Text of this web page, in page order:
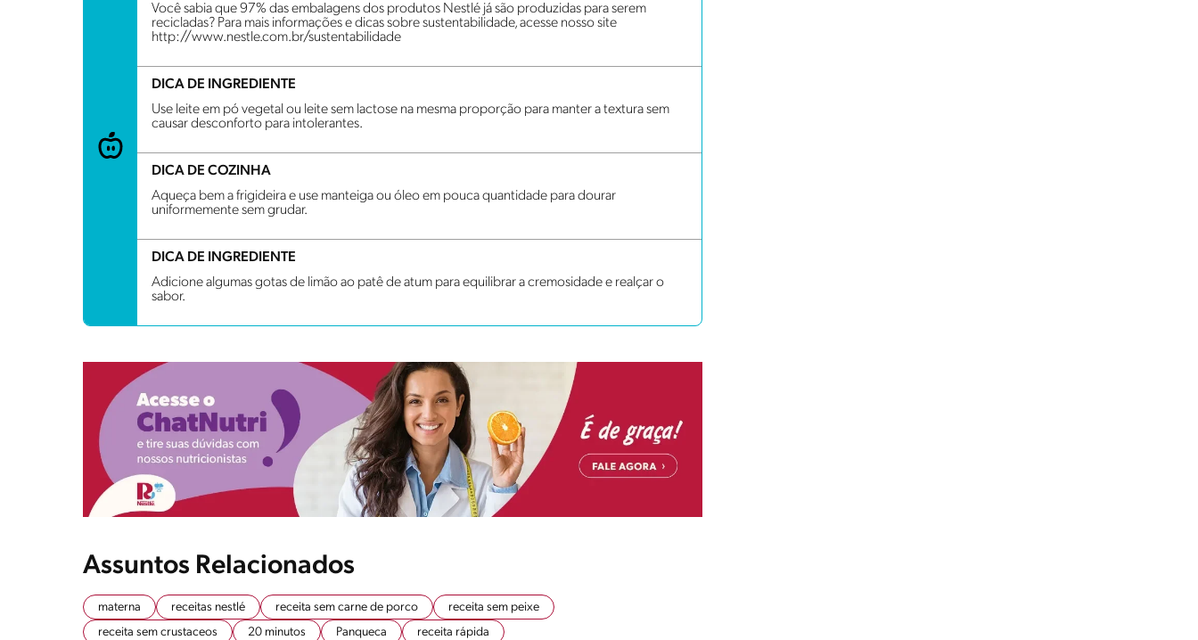
Você sabia que 97% das embalagens dos produtos Nestlé já são produzidas para serem
recicladas? Para mais informações e dicas sobre sustentabilidade, acesse nosso site
http://www.nestle.com.br/sustentabilidade
DICA DE INGREDIENTE
Use leite em pó vegetal ou leite sem lactose na mesma proporção para manter a textura sem
causar desconforto para intolerantes.
DICA DE COZINHA
Aqueça bem a frigideira e use manteiga ou óleo em pouca quantidade para dourar
uniformemente sem grudar.
DICA DE INGREDIENTE
Adicione algumas gotas de limão ao patê de atum para equilibrar a cremosidade e realçar o
sabor.
Assuntos Relacionados
materna receitas nestlé receita sem carne de porco
receita sem peixe
receita sem crustaceos
20 minutos Panqueca receita rápida